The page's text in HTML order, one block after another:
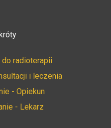
do radioterapii
i leczenia
- Opiekun
- Lekarz